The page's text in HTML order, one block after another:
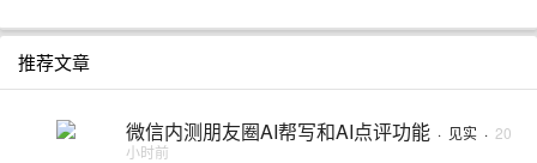
推荐文章
微信内测朋友圈AI帮写和AI点评功能 · 见实 · 20
小时前